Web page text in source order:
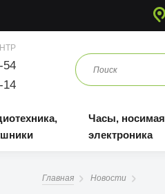
54
14
Часы, носимая
электроника
Главная Новости